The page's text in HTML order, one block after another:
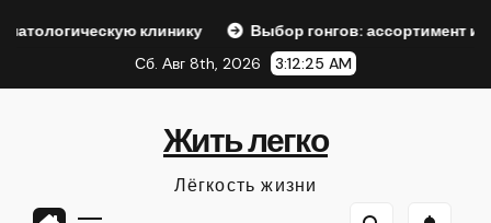
клинику
Выбор гонгов: ассортимент и
Сб. Авг 8th, 2026
3:12:26 AM
Жить легко
Лёгкость жизни